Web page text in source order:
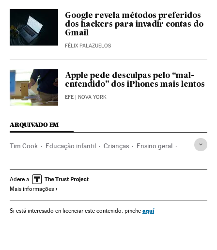
Google revela métodos preferidos
dos hackers para invadir contas do
Gmail
FÉLIX PALAZUELOS
Apple pede desculpas pelo “mal-
entendido” dos iPhones mais lentos
EFE | NOVA YORK
ARQUIVADO EM
Tim Cook Educação infantil Crianças Ensino geral
Educação Economia Tecnologia
Adere a
Mais informações
Si está interesado en licenciar este contenido, pinche aquí